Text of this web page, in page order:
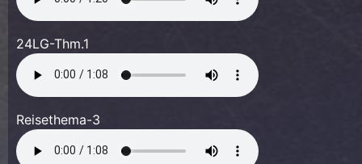
24LG-Thm.1
Reisethema-3